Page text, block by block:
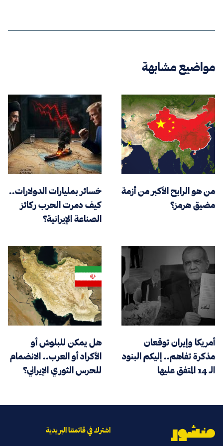
مواضيع مشابهة
من هو الرابح الأكبر من أزمة
مضيق هرمز؟
خسائر بمليارات الدولارات..
كيف دمرت الحرب ركائز
الصناعة الإيرانية؟
أمريكا وإيران توقعان
مذكرة تفاهم.. إليكم البنود
الـ 14 المتفق عليها
هل يمكن للبلوش أو
الأكراد أو العرب.. الانضمام
للحرس الثوري الإيراني؟
اشترك في قائمتنا البريدية